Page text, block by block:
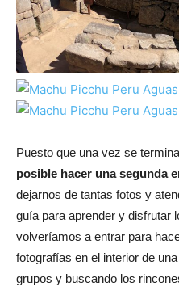
Puesto que una vez se
posible hacer una segunda
dejarnos de tantas fotos y
guía para aprender y disfrutar
volveríamos a entrar para
fotografías en el interior de
grupos y buscando los